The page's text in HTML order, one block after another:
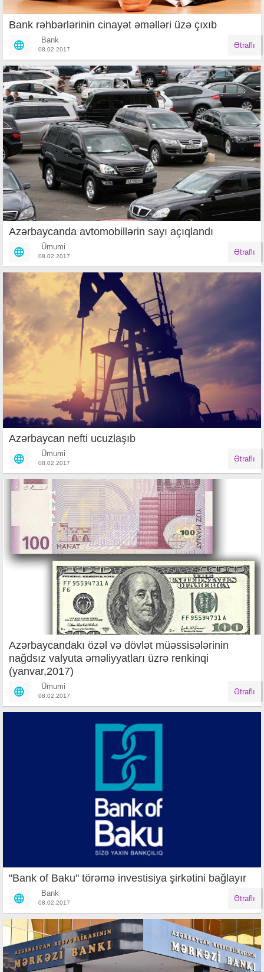
Bank rəhbərlərinin cinayət əməlləri üzə çıxıb
Bank
08.02.2017 Ətraflı
Azərbaycanda avtomobillərin sayı açıqlandı
Ümumi
08.02.2017 Ətraflı
Azərbaycan nefti ucuzlaşıb
Ümumi
08.02.2017 Ətraflı
Azərbaycandakı özəl və dövlət müəssisələrinin
nağdsız valyuta əməliyyatları üzrə renkinqi
(yanvar,2017)
Ümumi
08.02.2017 Ətraflı
"Bank of Baku" törəmə investisiya şirkətini bağlayır
Bank
08.02.2017 Ətraflı